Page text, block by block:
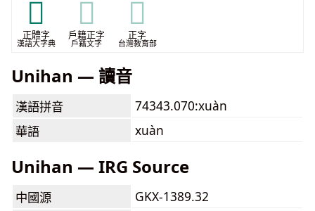
𩋢
正體字
漢語大字典
𩋢
戶籍正字
戶籍文字
𩋢
正字
台灣教育部
Unihan — 讀音
漢語拼音
74343.070:xuàn
華語
xuàn
Unihan — IRG Source
中國源
GKX-1389.32